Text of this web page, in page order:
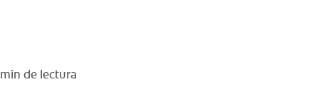
min de lectura